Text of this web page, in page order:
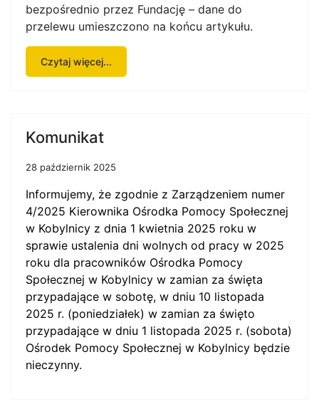
bezpośrednio przez Fundację – dane do
przelewu umieszczono na końcu artykułu.
Czytaj więcej...
Komunikat
28 październik 2025
Informujemy, że zgodnie z Zarządzeniem numer
4/2025 Kierownika Ośrodka Pomocy Społecznej
w Kobylnicy z dnia 1 kwietnia 2025 roku w
sprawie ustalenia dni wolnych od pracy w 2025
roku dla pracowników Ośrodka Pomocy
Społecznej w Kobylnicy w zamian za święta
przypadające w sobotę, w dniu 10 listopada
2025 r. (poniedziałek) w zamian za święto
przypadające w dniu 1 listopada 2025 r. (sobota)
Ośrodek Pomocy Społecznej w Kobylnicy będzie
nieczynny.